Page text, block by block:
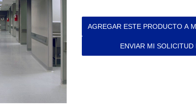
AGREGAR ESTE PRODUCTO A
ENVIAR MI